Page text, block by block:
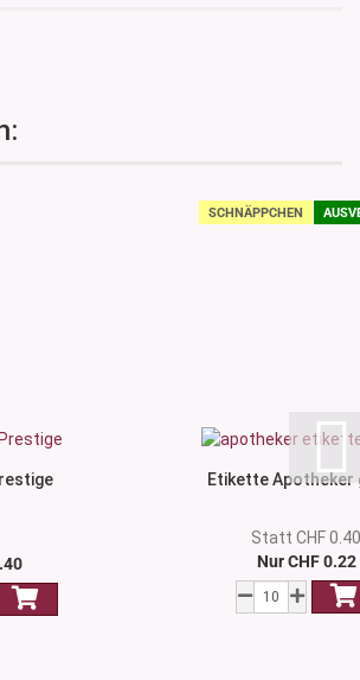
SCHNÄPPCHEN
Etikette Apotheker
Statt CHF
Nur CHF 0.22